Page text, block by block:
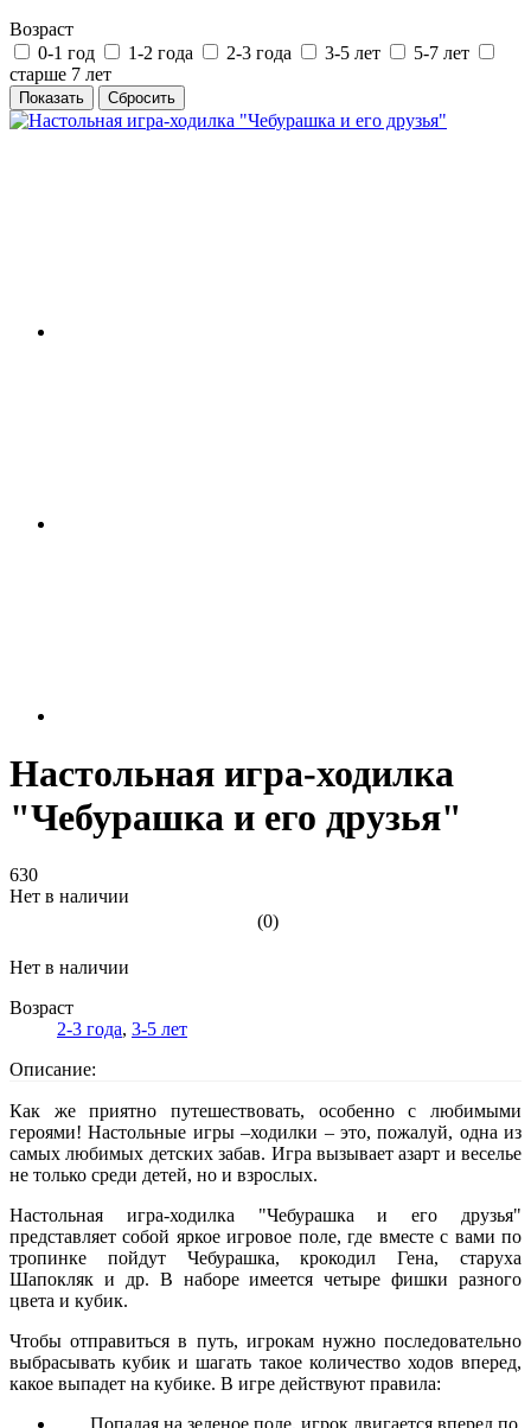
Возраст
0-1 год
1-2 года 2-3 года 3-5 лет
5-7 лет
старше 7 лет
Настольная игра-ходилка
"Чебурашка и его друзья"
630
Нет в наличии
(0)
Нет в наличии
Возраст
2-3 года, 3-5 лет
Описание:
Как же приятно путешествовать, особенно с любимыми
героями! Настольные игры –ходилки – это, пожалуй, одна из
самых любимых детских забав. Игра вызывает азарт и веселье
не только среди детей, но и взрослых.
Настольная игра-ходилка "Чебурашка и его друзья"
представляет собой яркое игровое поле, где вместе с вами по
тропинке пойдут Чебурашка, крокодил Гена, старуха
Шапокляк и др. В наборе имеется четыре фишки разного
цвета и кубик.
Чтобы отправиться в путь, игрокам нужно последовательно
выбрасывать кубик и шагать такое количество ходов вперед,
какое выпадет на кубике. В игре действуют правила: